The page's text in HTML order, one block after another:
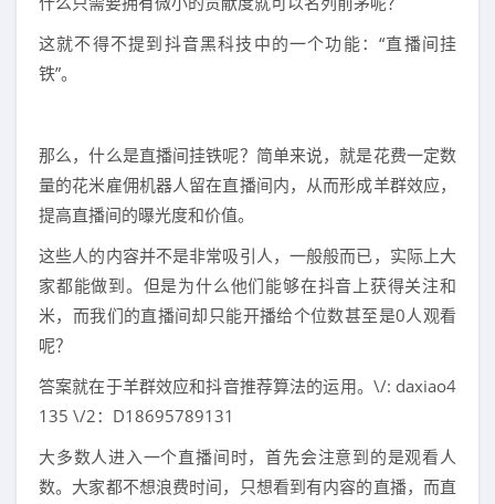
这就不得不提到抖音黑科技中的一个功能：“直播间挂
铁”。
那么，什么是直播间挂铁呢？简单来说，就是花费一定数
量的花米雇佣机器人留在直播间内，从而形成羊群效应，
提高直播间的曝光度和价值。
这些人的内容并不是非常吸引人，一般般而已，实际上大
家都能做到。但是为什么他们能够在抖音上获得关注和
米，而我们的直播间却只能开播给个位数甚至是0人观看
呢？
答案就在于羊群效应和抖音推荐算法的运用。\/: daxiao4
135 \/2：D18695789131
大多数人进入一个直播间时，首先会注意到的是观看人
数。大家都不想浪费时间，只想看到有内容的直播，而直